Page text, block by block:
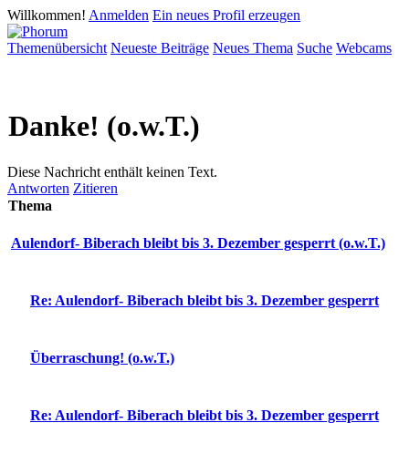
Willkommen! Anmelden Ein neues Profil erzeugen
Themenübersicht Neueste Beiträge Neues Thema Suche Webcams
Danke! (o.w.T.)
Diese Nachricht enthält keinen Text.
Antworten Zitieren
Thema
Aulendorf- Biberach bleibt bis 3. Dezember gesperrt (o.w.T.)
Re: Aulendorf- Biberach bleibt bis 3. Dezember gesperrt
Überraschung! (o.w.T.)
Re: Aulendorf- Biberach bleibt bis 3. Dezember gesperrt